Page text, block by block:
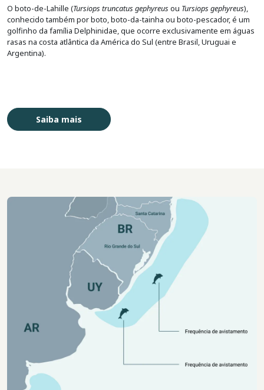
O boto-de-Lahille (Tursiops truncatus gephyreus ou Tursiops gephyreus),
conhecido também por boto, boto-da-tainha ou boto-pescador, é um
golfinho da família Delphinidae, que ocorre exclusivamente em águas
rasas na costa atlântica da América do Sul (entre Brasil, Uruguai e
Argentina).
Saiba mais
Imagem